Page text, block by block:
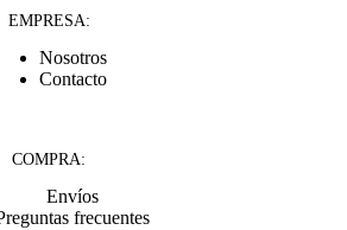
EMPRESA:
Nosotros
Contacto
COMPRA:
Envíos
frecuentes